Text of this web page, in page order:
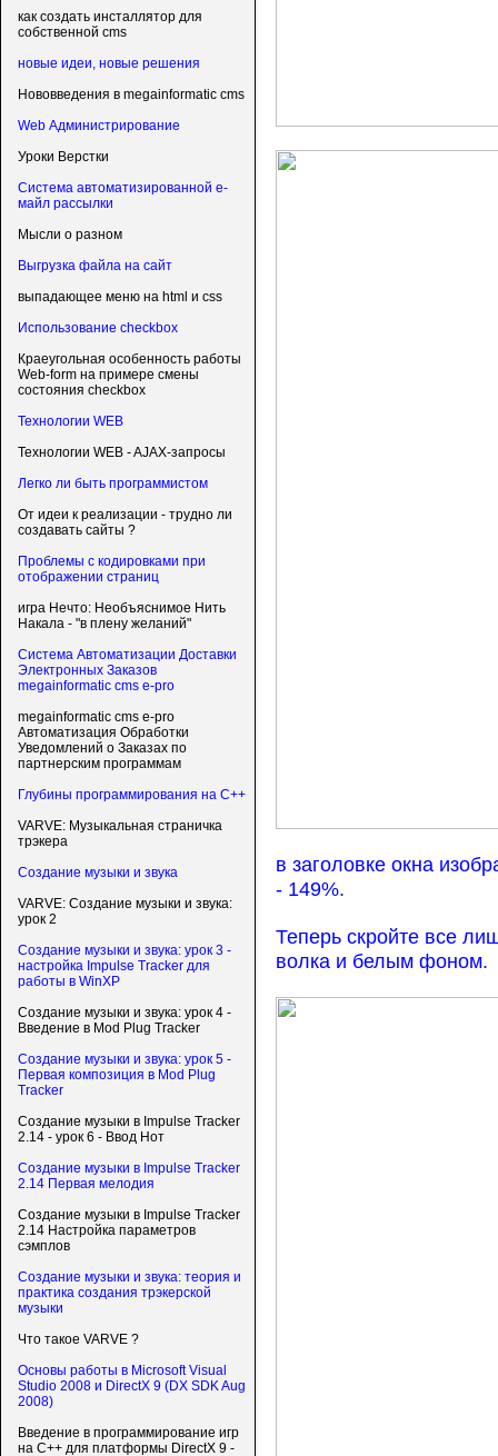
как создать инсталлятор для
собственной cms
новые идеи, новые решения
Нововведения в megainformatic cms
Web Администрирование
Уроки Верстки
Система автоматизированной е-
майл рассылки
Мысли о разном
Выгрузка файла на сайт
выпадающее меню на html и css
Использование checkbox
Краеугольная особенность работы
Web-form на примере смены
состояния checkbox
Технологии WEB
Технологии WEB - AJAX-запросы
Легко ли быть программистом
От идеи к реализации - трудно ли
создавать сайты ?
Проблемы с кодировками при
отображении страниц
игра Нечто: Необъяснимое Нить
Накала - "в плену желаний"
Система Автоматизации Доставки
Электронных Заказов
megainformatic cms e-pro
megainformatic cms e-pro
Автоматизация Обработки
Уведомлений о Заказах по
партнерским программам
Глубины программирования на C++
VARVE: Музыкальная страничка
трэкера
Создание музыки и звука
VARVE: Создание музыки и звука:
урок 2
Создание музыки и звука: урок 3 -
настройка Impulse Tracker для
работы в WinXP
Создание музыки и звука: урок 4 -
Введение в Mod Plug Tracker
Создание музыки и звука: урок 5 -
Первая композиция в Mod Plug
Tracker
Создание музыки в Impulse Tracker
2.14 - урок 6 - Ввод Нот
Создание музыки в Impulse Tracker
2.14 Первая мелодия
Создание музыки в Impulse Tracker
2.14 Настройка параметров
сэмплов
Создание музыки и звука: теория и
практика создания трэкерской
музыки
Что такое VARVE ?
Основы работы в Microsoft Visual
Studio 2008 и DirectX 9 (DX SDK Aug
2008)
Введение в программирование игр
на С++ для платформы DirectX 9 -
в заголовке окна
- 149%.
Теперь скройте все
волка и белым фоном.